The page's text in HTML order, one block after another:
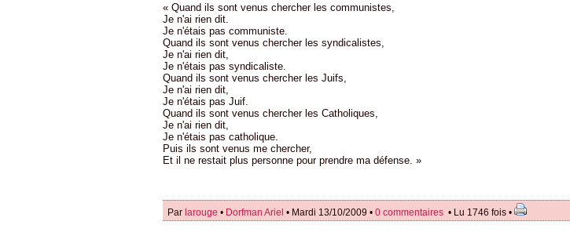
« Quand ils sont venus chercher les communistes,
Je n'ai rien dit.
Je n'étais pas communiste.
Quand ils sont venus chercher les syndicalistes,
Je n'ai rien dit,
Je n'étais pas syndicaliste.
Quand ils sont venus chercher les Juifs,
Je n'ai rien dit,
Je n'étais pas Juif.
Quand ils sont venus chercher les Catholiques,
Je n'ai rien dit,
Je n'étais pas catholique.
Puis ils sont venus me chercher,
Et il ne restait plus personne pour prendre ma défense. »
Par larouge • Dorfman Ariel • Mardi 13/10/2009 • 0 commentaires • Lu 1746 fois •